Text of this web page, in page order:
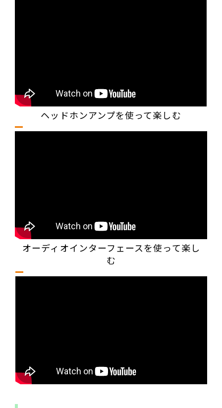
ヘッドホンアンプを使って楽しむ
オーディオインターフェースを使って楽し
む